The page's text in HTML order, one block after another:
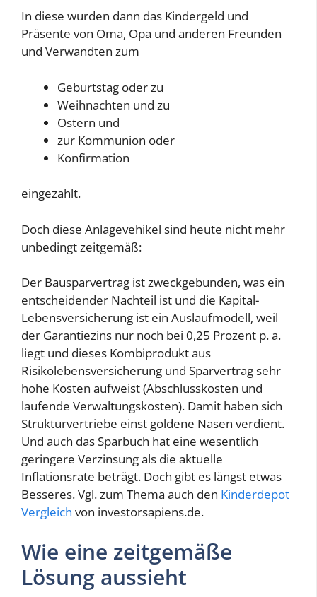
In diese wurden dann das Kindergeld und
Präsente von Oma, Opa und anderen Freunden
und Verwandten zum
Geburtstag oder zu
Weihnachten und zu
Ostern und
zur Kommunion oder
Konfirmation
eingezahlt.
Doch diese Anlagevehikel sind heute nicht mehr
unbedingt zeitgemäß:
Der Bausparvertrag ist zweckgebunden, was ein
entscheidender Nachteil ist und die Kapital-
Lebensversicherung ist ein Auslaufmodell, weil
der Garantiezins nur noch bei 0,25 Prozent p. a.
liegt und dieses Kombiprodukt aus
Risikolebensversicherung und Sparvertrag sehr
hohe Kosten aufweist (Abschlusskosten und
laufende Verwaltungskosten). Damit haben sich
Strukturvertriebe einst goldene Nasen verdient.
Und auch das Sparbuch hat eine wesentlich
geringere Verzinsung als die aktuelle
Inflationsrate beträgt. Doch gibt es längst etwas
Besseres. Vgl. zum Thema auch den Kinderdepot
Vergleich von investorsapiens.de.
Wie eine zeitgemäße
Lösung aussieht